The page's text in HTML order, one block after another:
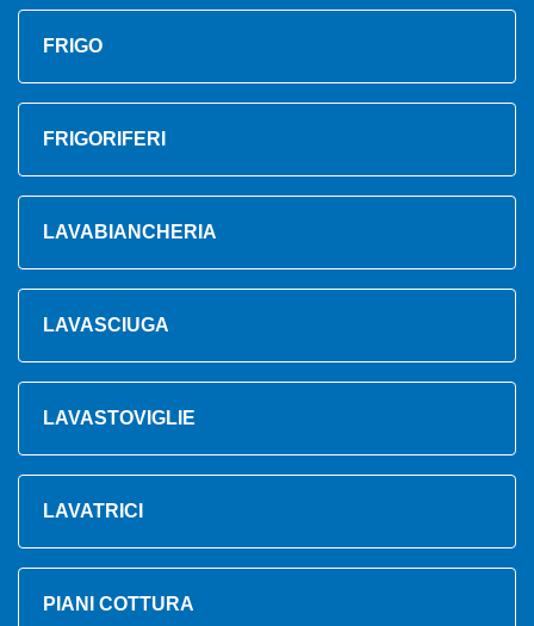
FRIGO
FRIGORIFERI
LAVABIANCHERIA
LAVASCIUGA
LAVASTOVIGLIE
LAVATRICI
PIANI COTTURA